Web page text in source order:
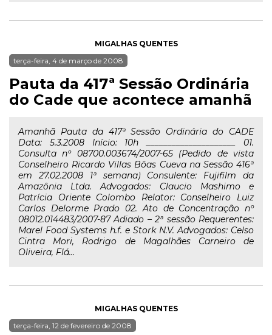
MIGALHAS QUENTES
terça-feira, 4 de março de 2008
Pauta da 417ª Sessão Ordinária
do Cade que acontece amanhã
Amanhã Pauta da 417ª Sessão Ordinária do CADE
Data: 5.3.2008 Início: 10h _____________________ 01.
Consulta nº 08700.003674/2007-65 (Pedido de vista
Conselheiro Ricardo Villas Bôas Cueva na Sessão 416ª
em 27.02.2008 1ª semana) Consulente: Fujifilm da
Amazônia Ltda. Advogados: Claucio Mashimo e
Patrícia Oriente Colombo Relator: Conselheiro Luiz
Carlos Delorme Prado 02. Ato de Concentração nº
08012.014483/2007-87 Adiado – 2ª sessão Requerentes:
Marel Food Systems h.f. e Stork N.V. Advogados: Celso
Cintra Mori, Rodrigo de Magalhães Carneiro de
Oliveira, Flá...
MIGALHAS QUENTES
terça-feira, 12 de fevereiro de 2008